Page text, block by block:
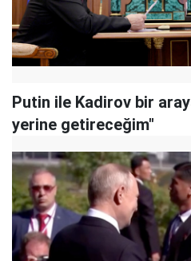
Putin ile Kadirov bir
yerine getireceğim"